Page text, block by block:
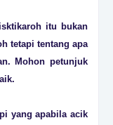
itu bukan
tetapi tentang apa
Mohon petunjuk
yang apabila acik